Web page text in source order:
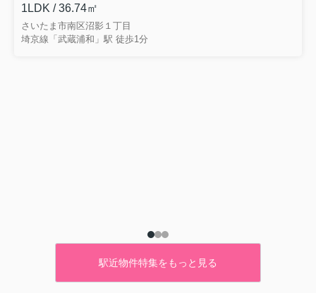
1LDK / 36.74㎡
さいたま市南区沼影１丁目
埼京線「武蔵浦和」駅 徒歩1分
駅近物件特集をもっと見る